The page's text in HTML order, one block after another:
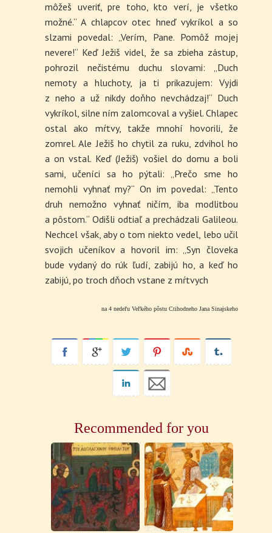
môžeš uveriť, pre toho, kto verí, je všetko
možné.“ A chlapcov otec hneď vykríkol a so
slzami povedal: „Verím, Pane. Pomôž mojej
nevere!“ Keď Ježiš videl, že sa zbieha zástup,
pohrozil nečistému duchu slovami: „Duch
nemoty a hluchoty, ja ti prikazujem: Vyjdi
z neho a už nikdy doňho nevchádzaj!“ Duch
vykríkol, silne ním zalomcoval a vyšiel. Chlapec
ostal ako mŕtvy, takže mnohí hovorili, že
zomrel. Ale Ježiš ho chytil za ruku, zdvihol ho
a on vstal. Keď (Ježiš) vošiel do domu a boli
sami, učeníci sa ho pýtali: „Prečo sme ho
nemohli vyhnať my?“ On im povedal: „Tento
druh nemožno vyhnať ničím, iba modlitbou
a pôstom.“ Odišli odtiaľ a prechádzali Galileou.
Nechcel však, aby o tom niekto vedel, lebo učil
svojich učeníkov a hovoril im: „Syn človeka
bude vydaný do rúk ľudí, zabijú ho, a keď ho
zabijú, po troch dňoch vstane z mŕtvych
na 4 nedeľu Veľkého pôstu Ctihodneho Jana Sinajskeho
Recommended for you